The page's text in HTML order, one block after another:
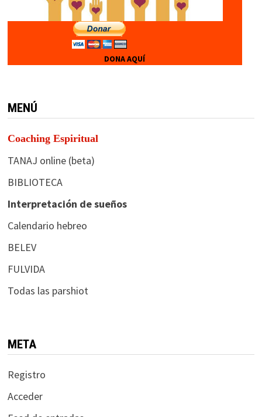
DONA AQUÍ
MENÚ
Coaching Espiritual
TANAJ online (beta)
BIBLIOTECA
Interpretación de sueños
Calendario hebreo
BELEV
FULVIDA
Todas las parshiot
META
Registro
Acceder